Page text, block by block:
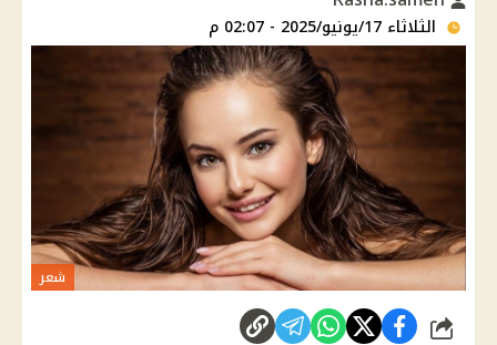
الثلاثاء 17/يونيو/2025 - 02:07 م
شعر
شارك